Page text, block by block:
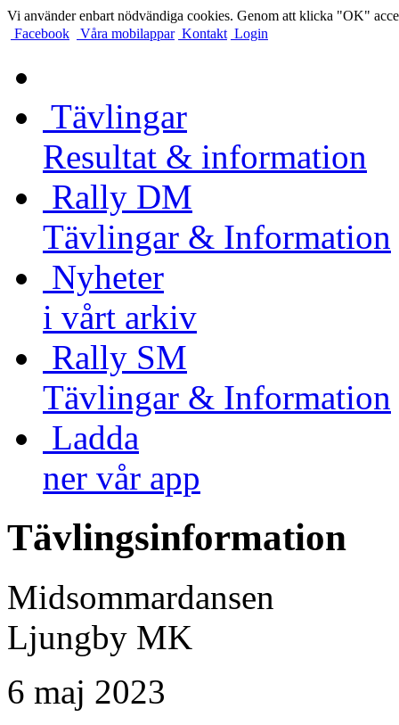
Vi använder enbart nödvändiga cookies. Genom att klicka "OK"
Facebook
Våra mobilappar Kontakt Login
Tävlingar
Resultat & information
Rally DM
Tävlingar & Information
Nyheter
i vårt arkiv
Rally SM
Tävlingar & Information
Ladda
ner vår app
Tävlingsinformation
Midsommardansen
Ljungby MK
6 maj 2023